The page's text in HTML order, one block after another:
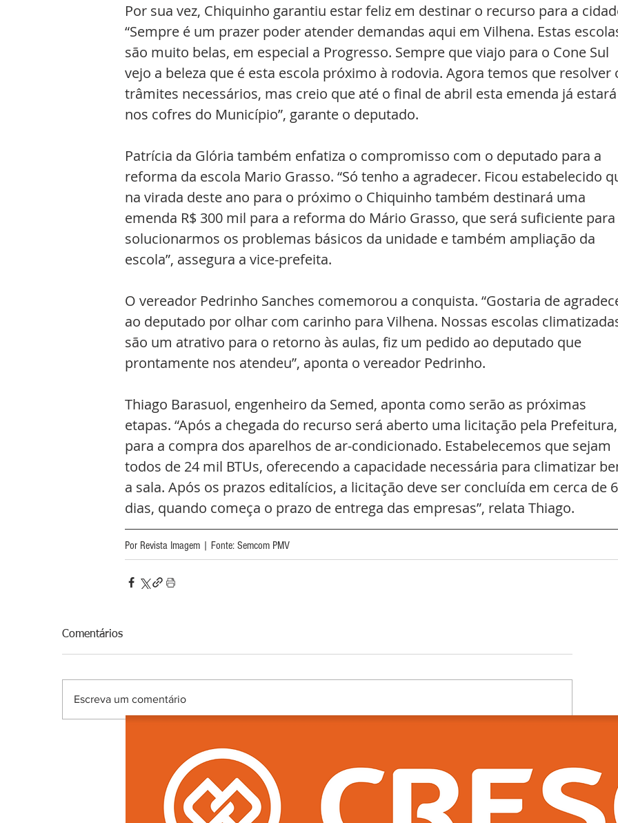
Por sua vez, Chiquinho garantiu estar feliz em destinar o recurso para a
“Sempre é um prazer poder atender demandas aqui em Vilhena. Estas
são muito belas, em especial a Progresso. Sempre que viajo para o Cone Sul
vejo a beleza que é esta escola próximo à rodovia. Agora temos que resolver
trâmites necessários, mas creio que até o final de abril esta emenda já
nos cofres do Município”, garante o deputado.
Patrícia da Glória também enfatiza o compromisso com o deputado para a
reforma da escola Mario Grasso. “Só tenho a agradecer. Ficou estabelecido
na virada deste ano para o próximo o Chiquinho também destinará uma
emenda R$ 300 mil para a reforma do Mário Grasso, que será suficiente para
solucionarmos os problemas básicos da unidade e também ampliação da
escola”, assegura a vice-prefeita.
O vereador Pedrinho Sanches comemorou a conquista. “Gostaria de
ao deputado por olhar com carinho para Vilhena. Nossas escolas
são um atrativo para o retorno às aulas, fiz um pedido ao deputado que
prontamente nos atendeu”, aponta o vereador Pedrinho.
Thiago Barasuol, engenheiro da Semed, aponta como serão as próximas
etapas. “Após a chegada do recurso será aberto uma licitação pela
para a compra dos aparelhos de ar-condicionado. Estabelecemos que sejam
todos de 24 mil BTUs, oferecendo a capacidade necessária para climatizar
a sala. Após os prazos editalícios, a licitação deve ser concluída em cerca de
dias, quando começa o prazo de entrega das empresas”, relata Thiago.
Por Revista Imagem | Fonte: Semcom PMV
Comentários
Escreva um comentário